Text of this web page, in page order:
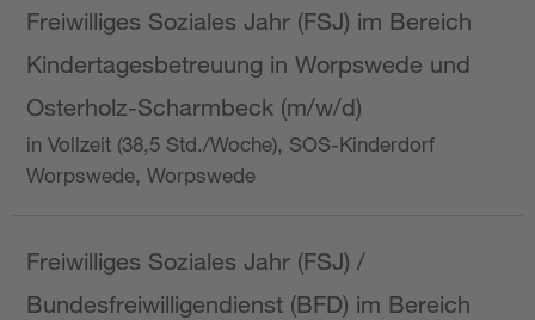
Freiwilliges Soziales Jahr (FSJ) im Bereich
Kindertagesbetreuung in Worpswede und
Osterholz-Scharmbeck (m/w/d)
in Vollzeit (38,5 Std./Woche), SOS-Kinderdorf
Worpswede, Worpswede
Freiwilliges Soziales Jahr (FSJ) /
Bundesfreiwilligendienst (BFD) im Bereich